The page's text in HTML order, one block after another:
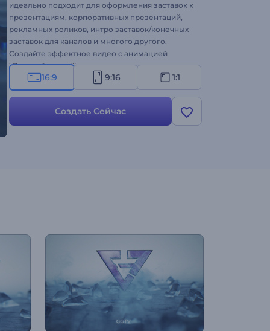
идеально подходит для оформления заставок к
презентациям, корпоративных презентаций,
рекламных роликов, интро заставок/конечных
заставок для каналов и многого другого.
Создайте эффектное видео с анимацией
"Ледяной взрыв"!
16:9 9:16 1:1
Создать Сейчас